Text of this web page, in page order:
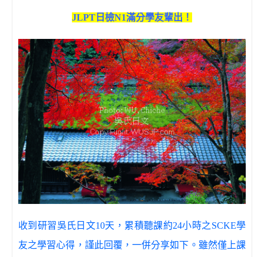
JLPT日檢N1滿分學友輩出！
收到研習吳氏日文10天，累積聽課約24小時之 SCKE學
友之學習心得，謹此回覆，一併分享如下。雖然僅上課